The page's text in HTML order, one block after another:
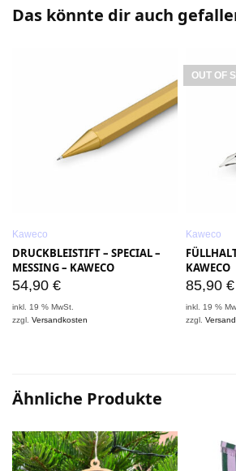
Das könnte dir auch
Kaweco
DRUCKBLEISTIFT – SPECIAL –
MESSING – KAWECO
54,90 €
inkl. 19 % MwSt.
zzgl.Versandkosten
OUT OF
Kaweco
KAWECO
85,90 €
inkl. 19 %
zzgl.
Ähnliche Produkte